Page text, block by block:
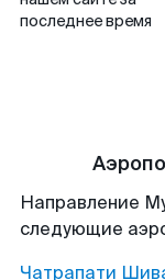
последнее время
Направление
следующие
Чатрапати